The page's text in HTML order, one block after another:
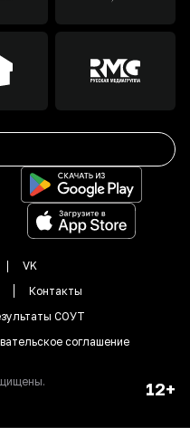
VK
Контакты
СОУТ
соглашение
12+